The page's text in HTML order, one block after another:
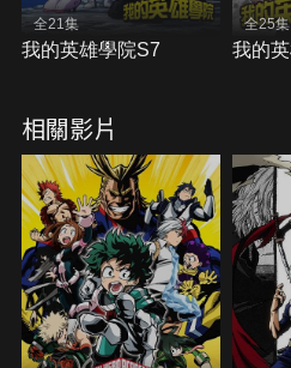
全21集
我的英雄學院S7
全25集
我的
相關影片